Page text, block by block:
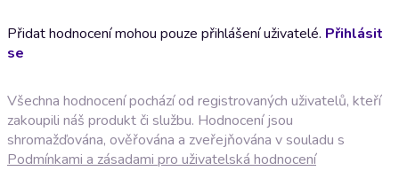
Přidat hodnocení mohou pouze přihlášení uživatelé. Přihlásit
se
Všechna hodnocení pochází od registrovaných uživatelů, kteří
zakoupili náš produkt či službu. Hodnocení jsou
shromažďována, ověřována a zveřejňována v souladu s
Podmínkami a zásadami pro uživatelská hodnocení